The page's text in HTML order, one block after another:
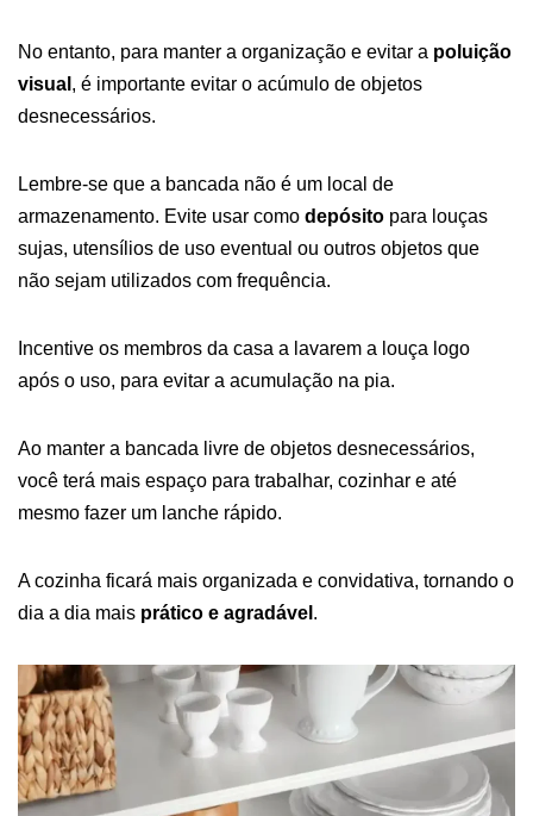
No entanto, para manter a organização e evitar a poluição
visual , é importante evitar o acúmulo de objetos
desnecessários.
Lembre-se que a bancada não é um local de
armazenamento. Evite usar como depósito para louças
sujas, utensílios de uso eventual ou outros objetos que
não sejam utilizados com frequência.
Incentive os membros da casa a lavarem a louça logo
após o uso, para evitar a acumulação na pia.
Ao manter a bancada livre de objetos desnecessários,
você terá mais espaço para trabalhar, cozinhar e até
mesmo fazer um lanche rápido.
A cozinha ficará mais organizada e convidativa, tornando o
dia a dia mais prático e agradável .